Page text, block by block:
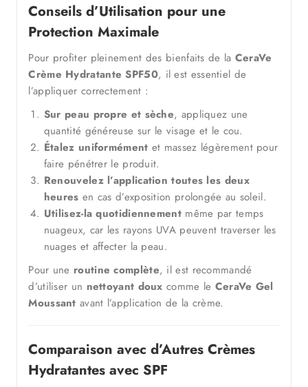
Conseils d’Utilisation pour une
Protection Maximale
Pour profiter pleinement des bienfaits de la CeraVe
Crème Hydratante SPF50, il est essentiel de
l’appliquer correctement :
Sur peau propre et sèche, appliquez une
quantité généreuse sur le visage et le cou.
Étalez uniformément et massez légèrement pour
faire pénétrer le produit.
Renouvelez l’application toutes les deux
heures en cas d’exposition prolongée au soleil.
Utilisez-la quotidiennementmême par temps
nuageux, car les rayons UVA peuvent traverser les
nuages et affecter la peau.
Pour une routine complète, il est recommandé
d’utiliser un nettoyant doux comme le CeraVe Gel
Moussant avant l’application de la crème.
Comparaison avec d’Autres Crèmes
Hydratantes avec SPF